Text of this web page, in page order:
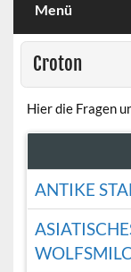
Menü
Croton
Hier die Fragen
ANTIKE